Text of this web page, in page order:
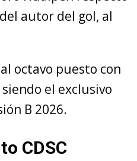
autor del gol, al
octavo puesto con
el exclusivo
B 2026.
CDSC